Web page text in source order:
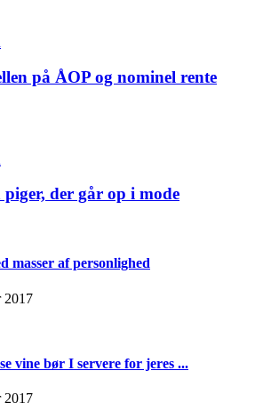
på ÅOP og nominel rente
der går op i mode
masser af personlighed
2017
vine bør I servere for jeres ...
2017